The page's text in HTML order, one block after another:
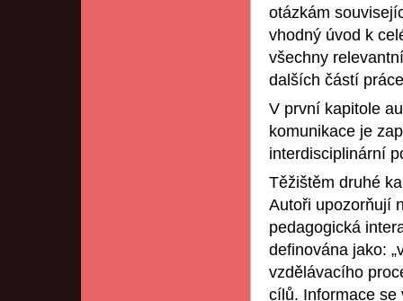
otázkám
vhodný úvod k
všechny
dalších částí
V první kapitole
komunikace je
interdisciplinární
Těžištěm druhé
Autoři upozorňují
pedagogická
definována jako:
vzdělávacího
cílů. Informace se